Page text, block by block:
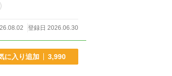
登録日 2026.06.30
に入り追加 3,990